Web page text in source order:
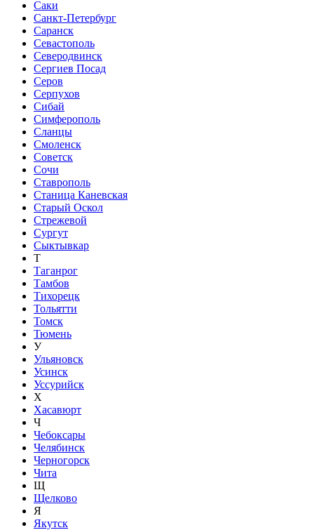
Саки
Санкт-Петербург
Саранск
Севастополь
Северодвинск
Сергиев Посад
Серов
Серпухов
Сибай
Симферополь
Сланцы
Смоленск
Советск
Сочи
Ставрополь
Станица Каневская
Старый Оскол
Стрежевой
Сургут
Сыктывкар
Т
Таганрог
Тамбов
Тихорецк
Тольятти
Томск
Тюмень
У
Ульяновск
Усинск
Уссурийск
Х
Хасавюрт
Ч
Чебоксары
Челябинск
Черногорск
Чита
Щ
Щелково
Я
Якутск